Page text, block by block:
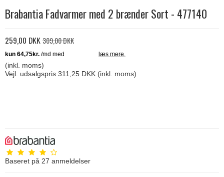
Brabantia Fadvarmer med 2 brænder Sort - 477140
259,00 DKK309,00 DKK
(inkl. moms)
Vejl. udsalgspris 311,25 DKK (inkl. moms)
Baseret på 27 anmeldelser